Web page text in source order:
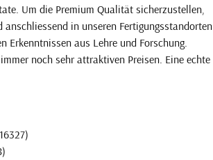
Um die Premium Qualität sicherzustellen,
in unseren Fertigungsstandorten
Erkenntnissen aus Lehre und Forschung.
noch sehr attraktiven Preisen. Eine echte